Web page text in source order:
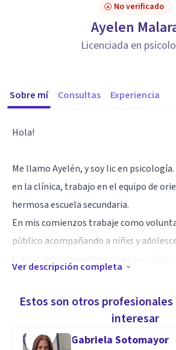
No verificado
Ayelen
Licenciada en
Sobre mí Consultas Experiencia
Hola!
Me llamo Ayelén, y soy lic en
en la clínica, trabajo en el equipo de
hermosa escuela secundaria.
En mis comienzos trabaje como
público acompañando a niñxs y
convirtió en quien soy hoy.
Me especialicé en el abordaje de
alimentaria y me formé en terapias de
Ver descripción completa
Estos son otros
interesar
Gabriela Sotomayor